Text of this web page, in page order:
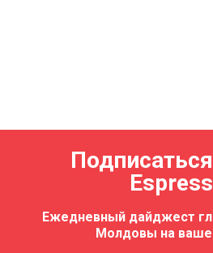
Ежедневный дайджест
Молдовы на